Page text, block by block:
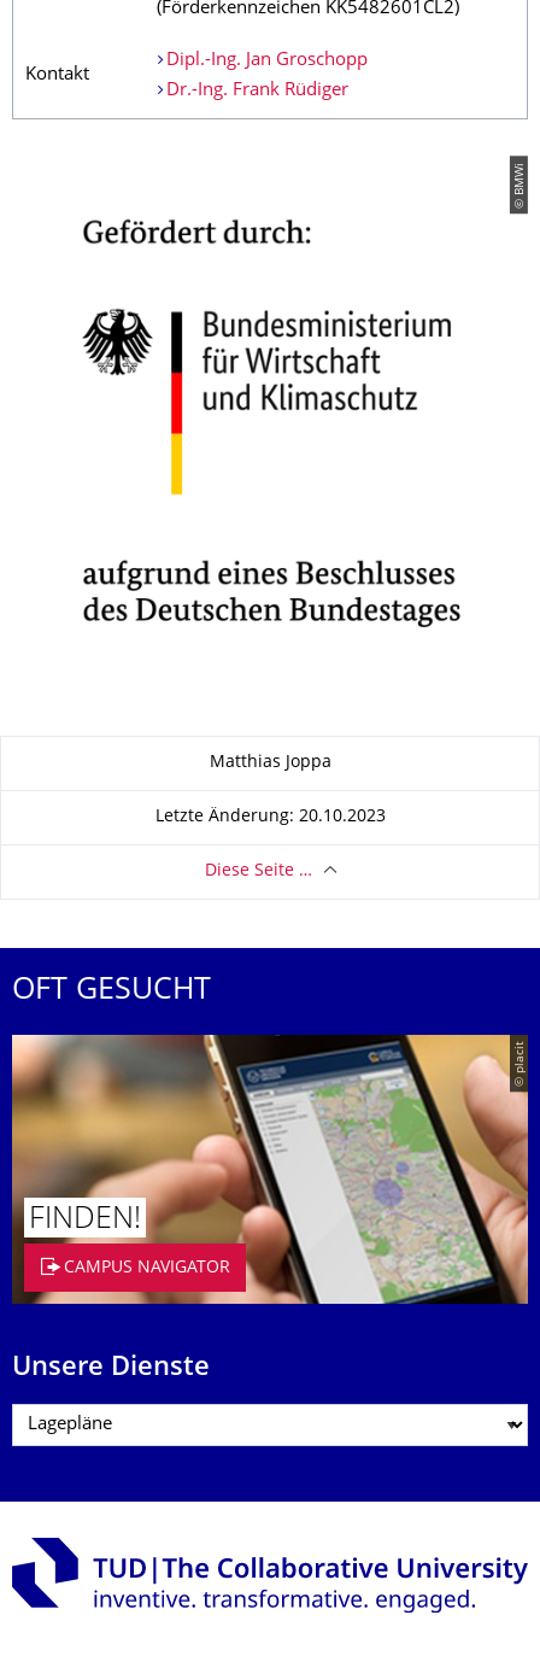
(Förderkennzeichen KK5482601CL2)
Kontakt
Dipl.-Ing. Jan Groschopp
Dr.-Ing. Frank Rüdiger
© BMWi
Matthias Joppa
Letzte Änderung: 20.10.2023
Diese Seite …
OFT GESUCHT
© placit
FINDEN!
CAMPUS NAVIGATOR
Unsere Dienste